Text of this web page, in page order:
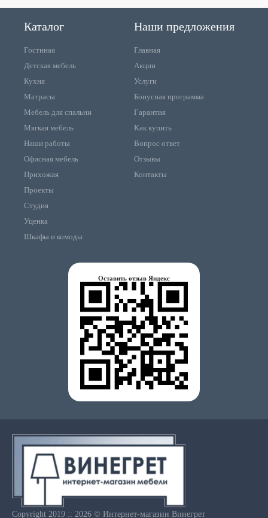
Каталог
Гостиная
Детская мебель
Кухня
Матрасы
Мебель для спальни
Мягкая мебель
Наши работы
Офисная мебель
Прихожая
Проекты
Студия
Уценка
Шкафы и комоды
Наши предложения
Главная
Акции
Услуги
Бонусная программа
Гарантия
Как купить
Вопрос ответ
Отзывы
Контакты
Оставить отзыв Яндекс
Copyright 2019 :: 2026 © Интернет-магазин Винегрет